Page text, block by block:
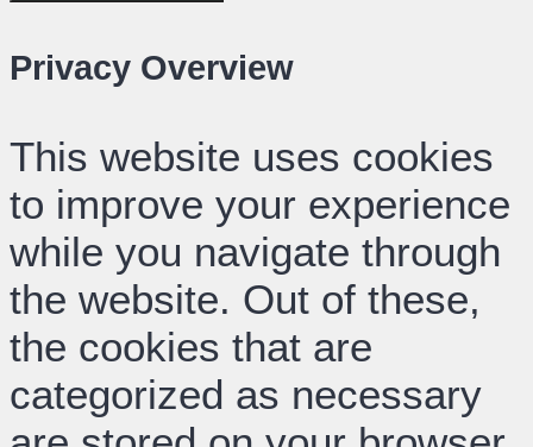
Privacy Overview
This website uses cookies
to improve your experience
while you navigate through
the website. Out of these,
the cookies that are
categorized as necessary